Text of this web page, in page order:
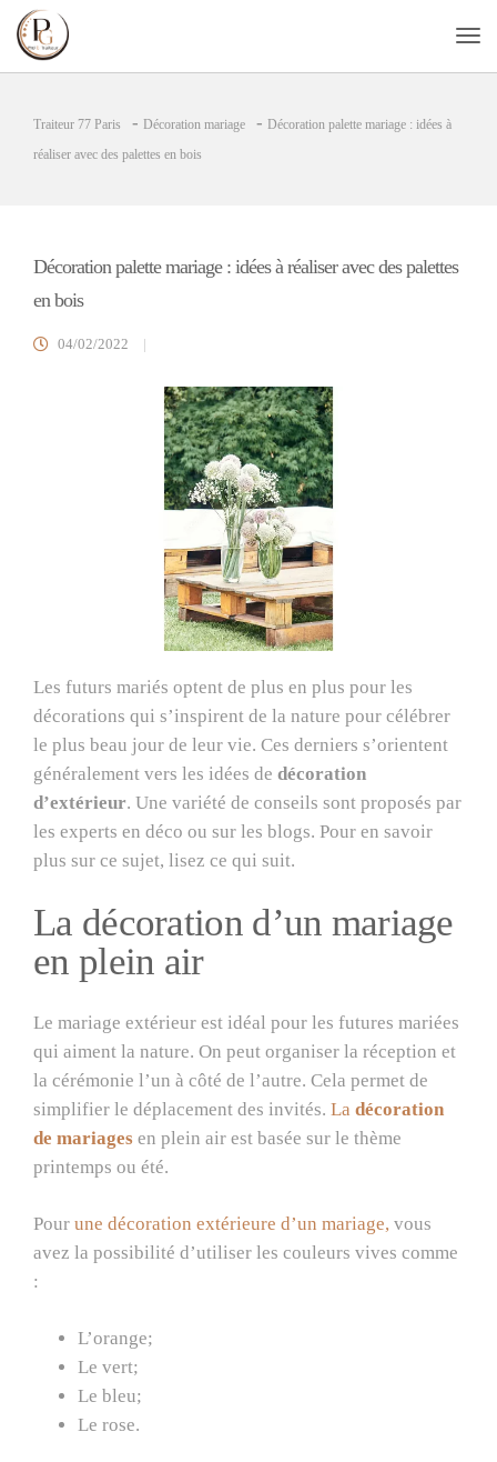
Traiteur 77 Paris - Décoration mariage - Décoration palette mariage : idées à
réaliser avec des palettes en bois
Décoration palette mariage : idées à réaliser avec des palettes
en bois
04/02/2022
Les futurs mariés optent de plus en plus pour les
décorations qui s’inspirent de la nature pour célébrer
le plus beau jour de leur vie. Ces derniers s’orientent
généralement vers les idées de décoration
d’extérieur. Une variété de conseils sont proposés par
les experts en déco ou sur les blogs. Pour en savoir
plus sur ce sujet, lisez ce qui suit.
La décoration d’un mariage
en plein air
Le mariage extérieur est idéal pour les futures mariées
qui aiment la nature. On peut organiser la réception et
la cérémonie l’un à côté de l’autre. Cela permet de
simplifier le déplacement des invités. La décoration
de mariages en plein air est basée sur le thème
printemps ou été.
Pour une décoration extérieure d’un mariage, vous
avez la possibilité d’utiliser les couleurs vives comme
:
L’orange;
Le vert;
Le bleu;
Le rose.